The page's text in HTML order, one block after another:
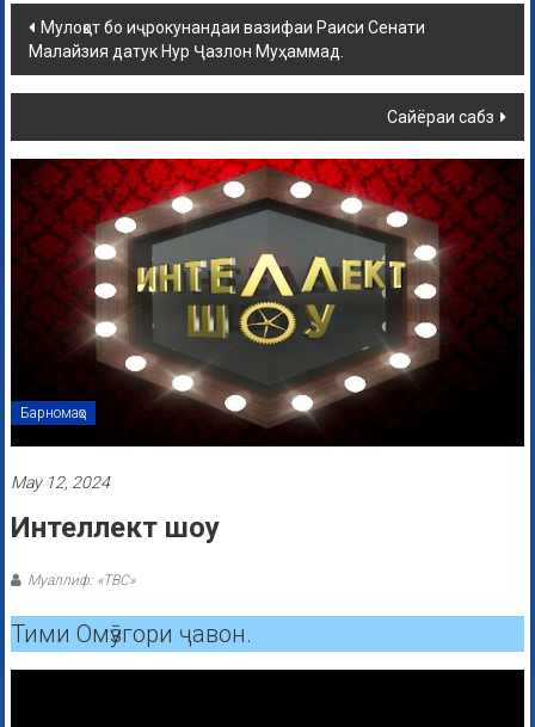
Мулоқот бо иҷрокунандаи вазифаи Раиси Сенати
Малайзия датук Нур Ҷазлон Муҳаммад.
Сайёраи сабз
Барномаҳо
May 12, 2024
Интеллект шоу
Муаллиф: «ТВС»
Тими Омӯзгори ҷавон.